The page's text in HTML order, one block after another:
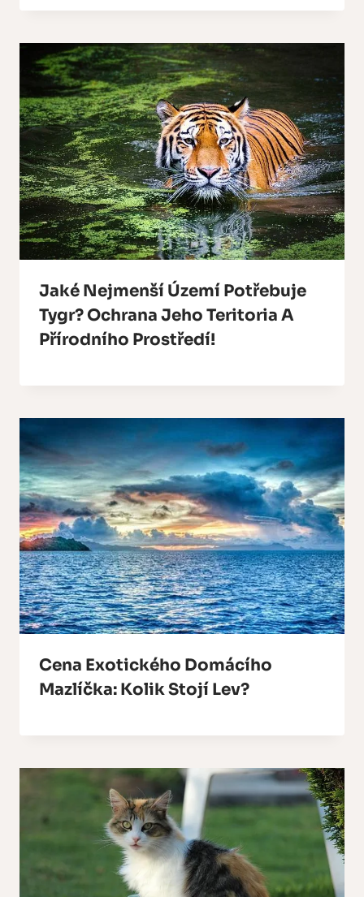
Jaké Nejmenší Území Potřebuje
Tygr? Ochrana Jeho Teritoria A
Přírodního Prostředí!
Cena Exotického Domácího
Mazlíčka: Kolik Stojí Lev?